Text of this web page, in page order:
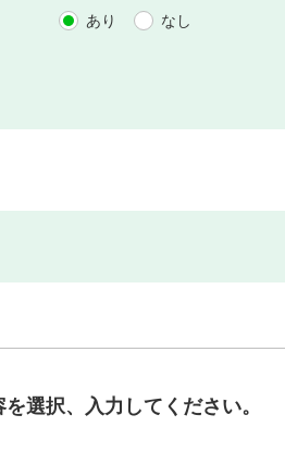
あり なし
を選択、入力してください。